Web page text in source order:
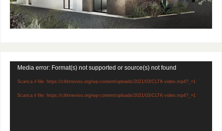
Video
Player
Media error: Format(s) not supported or source(s) not found
Scarica il file: https://cltktreviso.org/wp-content/uploads/2021/03/CLTK-video.mp4?_=1
Scarica il file: https://cltktreviso.org/wp-content/uploads/2021/03/CLTK-video.mp4?_=1